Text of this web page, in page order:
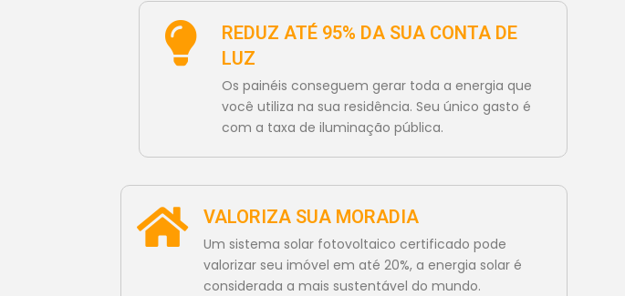
REDUZ ATÉ 95% DA SUA CONTA DE
LUZ
Os painéis conseguem gerar toda a energia que
você utiliza na sua residência. Seu único gasto é
com a taxa de iluminação pública.
VALORIZA SUA MORADIA
Um sistema solar fotovoltaico certificado pode
valorizar seu imóvel em até 20%, a energia solar é
considerada a mais sustentável do mundo.